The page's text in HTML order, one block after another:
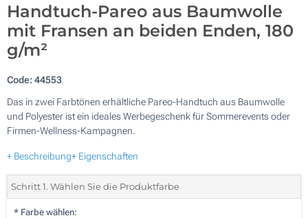
Handtuch-Pareo aus Baumwolle
mit Fransen an beiden Enden, 180
g/m²
Code:44553
Das in zwei Farbtönen erhältliche Pareo-Handtuch aus Baumwolle
und Polyester ist ein ideales Werbegeschenk für Sommerevents oder
Firmen-Wellness-Kampagnen.
+ Beschreibung+ Eigenschaften
Schritt 1. Wählen Sie die Produktfarbe
* Farbe wählen: